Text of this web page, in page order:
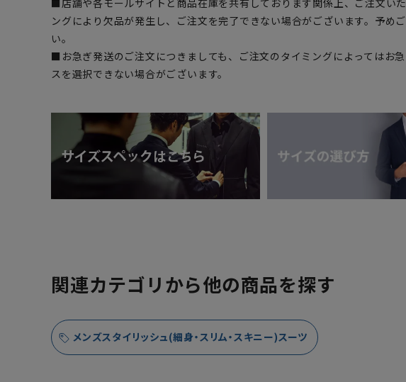
■店舗や各モールサイトと商品在庫を共有しております関係上、ご注文い
ングにより欠品が発生し、ご注文を完了できない場合がございます。予め
い。
■お急ぎ発送のご注文につきましても、ご注文のタイミングによってはお
スを選択できない場合がございます。
関連カテゴリから他の商品を探す
メンズスタイリッシュ(細身・スリム・スキニー)スーツ